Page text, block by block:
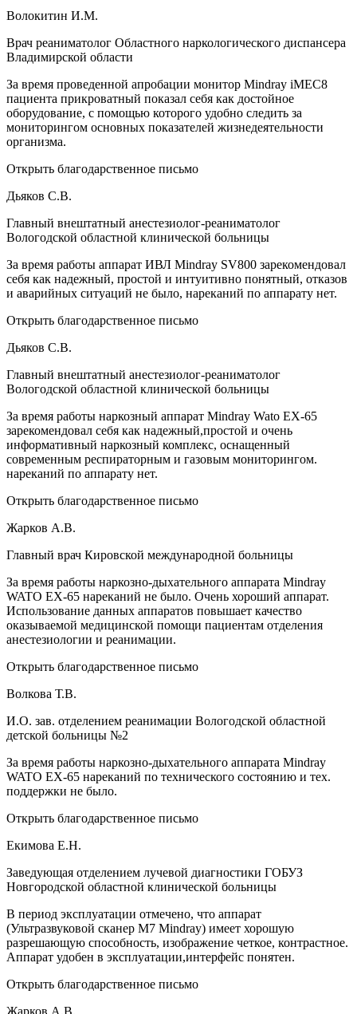
Волокитин И.М.
Врач реаниматолог Областного наркологического диспансера
Владимирской области
За время проведенной апробации монитор Mindray iMEC8
пациента прикроватный показал себя как достойное
оборудование, с помощью которого удобно следить за
мониторингом основных показателей жизнедеятельности
организма.
Открыть благодарственное письмо
Дьяков С.В.
Главный внештатный анестезиолог-реаниматолог
Вологодской областной клинической больницы
За время работы аппарат ИВЛ Mindray SV800 зарекомендовал
себя как надежный, простой и интуитивно понятный, отказов
и аварийных ситуаций не было, нареканий по аппарату нет.
Открыть благодарственное письмо
Дьяков С.В.
Главный внештатный анестезиолог-реаниматолог
Вологодской областной клинической больницы
За время работы наркозный аппарат Mindray Wato EX-65
зарекомендовал себя как надежный,простой и очень
информативный наркозный комплекс, оснащенный
современным респираторным и газовым мониторингом.
нареканий по аппарату нет.
Открыть благодарственное письмо
Жарков А.В.
Главный врач Кировской международной больницы
За время работы наркозно-дыхательного аппарата Mindray
WATO EX-65 нареканий не было. Очень хороший аппарат.
Использование данных аппаратов повышает качество
оказываемой медицинской помощи пациентам отделения
анестезиологии и реанимации.
Открыть благодарственное письмо
Волкова Т.В.
И.О. зав. отделением реанимации Вологодской областной
детской больницы №2
За время работы наркозно-дыхательного аппарата Mindray
WATO EX-65 нареканий по технического состоянию и тех.
поддержки не было.
Открыть благодарственное письмо
Екимова Е.Н.
Заведующая отделением лучевой диагностики ГОБУЗ
Новгородской областной клинической больницы
В период эксплуатации отмечено, что аппарат
(Ультразвуковой сканер М7 Mindray) имеет хорошую
разрешающую способность, изображение четкое, контрастное.
Аппарат удобен в эксплуатации,интерфейс понятен.
Открыть благодарственное письмо